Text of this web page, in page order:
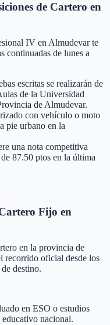
de Cartero en
IV en Almudevar te
continuadas de lunes a
escritas se realizarán de
de la Universidad
de Almudevar.
con vehículo o moto
pie urbano en la
una nota competitiva
87.50 ptos en la última
Fijo en
en la provincia de
recorrido oficial desde los
destino.
en ESO o estudios
nacional.